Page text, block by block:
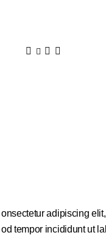
onsectetur adipiscing
od tempor incididunt ut